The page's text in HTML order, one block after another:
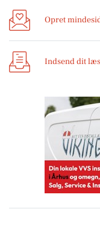
Opret
Indsend dit